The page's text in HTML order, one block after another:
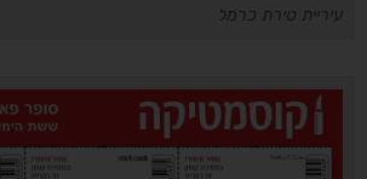
עיריית טירת כרמל